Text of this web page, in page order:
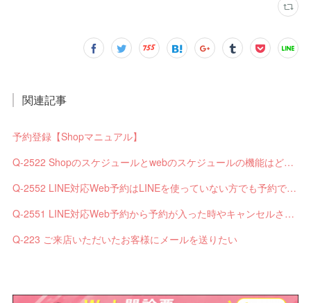
関連記事
予約登録【Shopマニュアル】
Q-2522 Shopのスケジュールとwebのスケジュールの機能はどう違いますか？
Q-2552 LINE対応Web予約はLINEを使っていない方でも予約できますか？
Q-2551 LINE対応Web予約から予約が入った時やキャンセルされた時、サロンやお客様へは通知されますか？
Q-223 ご来店いただいたお客様にメールを送りたい